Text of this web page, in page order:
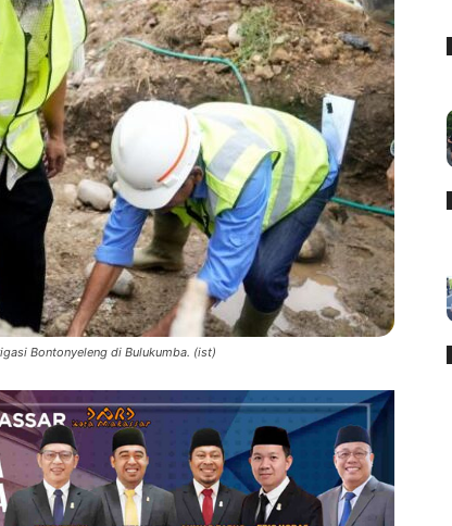
Bontonyeleng di Bulukumba. (ist)